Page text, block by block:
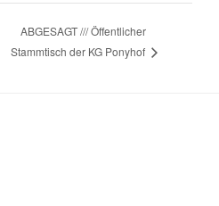
ABGESAGT /// Öffentlicher
Stammtisch der KG Ponyhof